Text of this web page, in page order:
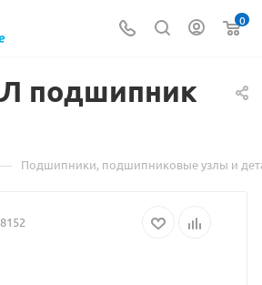
0
подшипник
Подшипники, подшипниковые узлы и